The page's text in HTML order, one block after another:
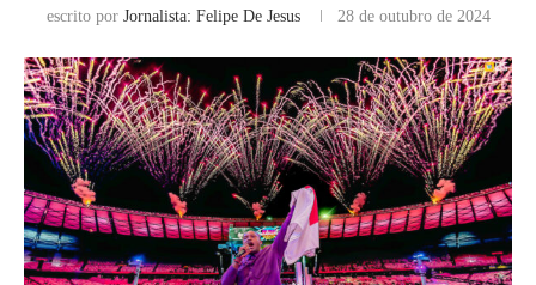
escrito por Jornalista: Felipe De Jesus 28 de outubro de 2024